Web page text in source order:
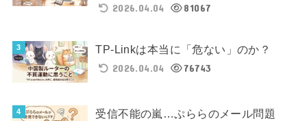
2026.04.04
81067
TP-Linkは本当に「危ない」のか？
2026.04.04
76743
受信不能の嵐…ぷららのメール問題